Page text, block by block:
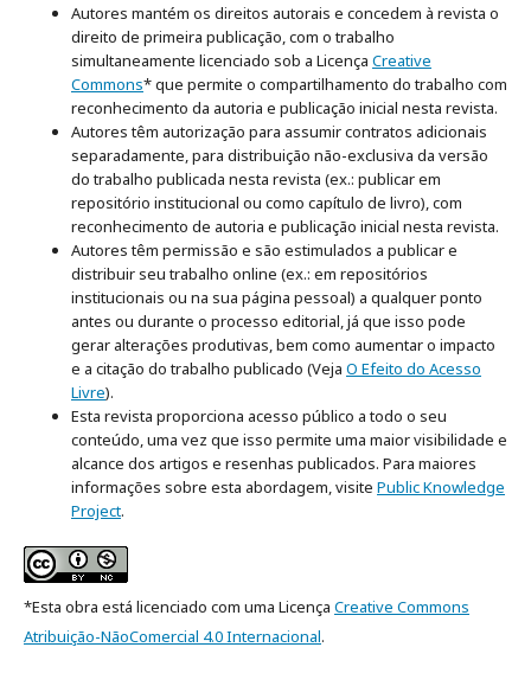
Autores mantém os direitos autorais e concedem à revista o
direito de primeira publicação, com o trabalho
simultaneamente licenciado sob a Licença Creative
Commons* que permite o compartilhamento do trabalho com
reconhecimento da autoria e publicação inicial nesta revista.
Autores têm autorização para assumir contratos adicionais
separadamente, para distribuição não-exclusiva da versão
do trabalho publicada nesta revista (ex.: publicar em
repositório institucional ou como capítulo de livro), com
reconhecimento de autoria e publicação inicial nesta revista.
Autores têm permissão e são estimulados a publicar e
distribuir seu trabalho online (ex.: em repositórios
institucionais ou na sua página pessoal) a qualquer ponto
antes ou durante o processo editorial, já que isso pode
gerar alterações produtivas, bem como aumentar o impacto
e a citação do trabalho publicado (Veja O Efeito do Acesso
Livre).
Esta revista proporciona acesso público a todo o seu
conteúdo, uma vez que isso permite uma maior visibilidade e
alcance dos artigos e resenhas publicados. Para maiores
informações sobre esta abordagem, visite Public Knowledge
Project.
*Esta obra está licenciado com uma Licença Creative Commons
Atribuição-NãoComercial 4.0 Internacional.